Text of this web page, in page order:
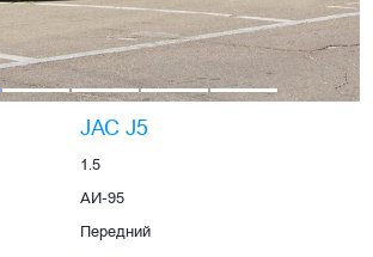
JAC J5
1.5
АИ-95
Передний